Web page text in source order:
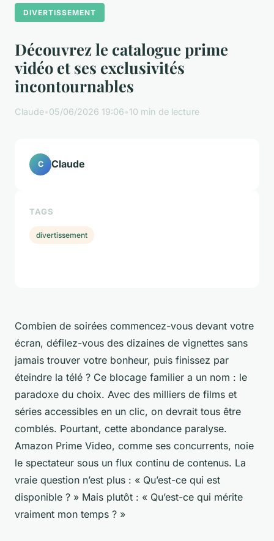
DIVERTISSEMENT
Découvrez le catalogue prime
vidéo et ses exclusivités
incontournables
Claude•05/06/2026 19:06•10 min de lecture
Combien de soirées commencez-vous devant votre
écran, défilez-vous des dizaines de vignettes sans
jamais trouver votre bonheur, puis finissez par
éteindre la télé ? Ce blocage familier a un nom : le
paradoxe du choix. Avec des milliers de films et
séries accessibles en un clic, on devrait tous être
comblés. Pourtant, cette abondance paralyse.
Amazon Prime Video, comme ses concurrents, noie
le spectateur sous un flux continu de contenus. La
vraie question n’est plus : « Qu’est-ce qui est
disponible ? » Mais plutôt : « Qu’est-ce qui mérite
vraiment mon temps ? »
C Claude
TAGS
divertissement